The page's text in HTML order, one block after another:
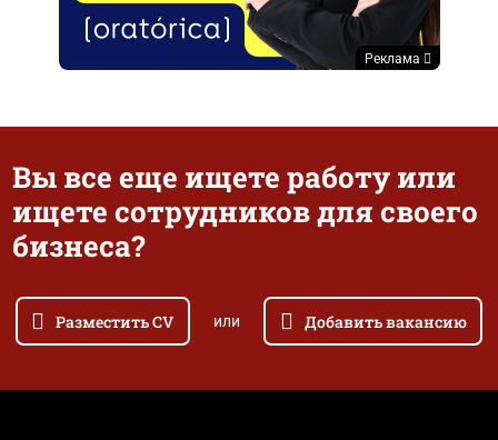
Реклама
Вы все еще ищете работу или
ищете сотрудников для своего
бизнеса?
Разместить CV или Добавить вакансию